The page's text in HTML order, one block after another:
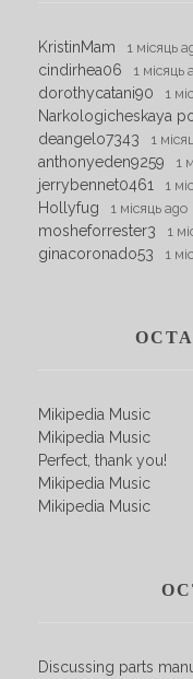
KristinMam 1 місяць
cindirhea06 1 місяць
dorothycatani90 1
Narkologicheskaya
deangelo7343 1
anthonyeden9259 1
jerrybennet0461 1
Hollyfug 1 місяць ago
mosheforrester3 1
ginacoronado53 1
Mikipedia Music
Mikipedia Music
Perfect, thank you!
Mikipedia Music
Mikipedia Music
Discussing parts